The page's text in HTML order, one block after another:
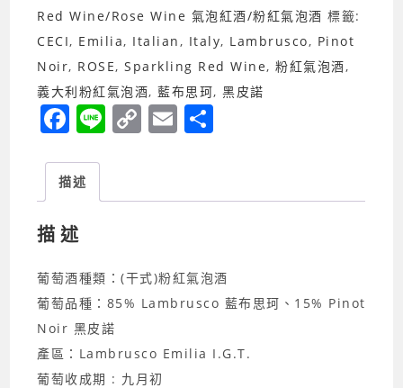
Red Wine/Rose Wine 氣泡紅酒/粉紅氣泡酒 標籤:
CECI, Emilia, Italian, Italy, Lambrusco, Pinot
Noir, ROSE,Sparkling Red Wine,粉紅氣泡酒,
義大利粉紅氣泡酒,藍布思珂,黑皮諾
F
c
b
o
o
k
Li C
y
n
k
E
l
描述
描述
葡萄酒種類：(干式)粉紅氣泡酒
葡萄品種：85% Lambrusco 藍布思珂、15% Pinot
Noir 黑皮諾
產區：Lambrusco Emilia I.G.T.
葡萄收成期 : 九月初